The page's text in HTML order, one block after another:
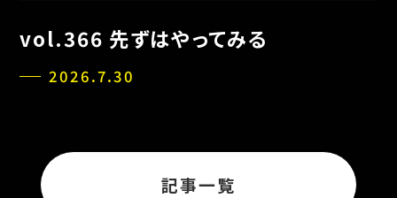
vol.366 先ずはやってみる
2026.7.30
記事一覧